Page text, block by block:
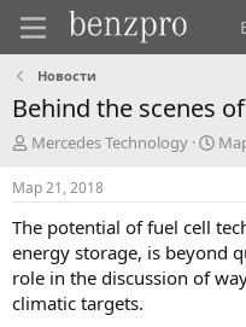
Новости
Behind the scenes
А
в
т
о
р
т
е
ы
Mercedes Technology
Д
а
а
н
а
ч
Мар 21, 2018
The potential of fuel cell
energy storage, is beyond
role in the discussion of
climatic targets.